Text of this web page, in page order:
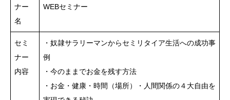
ナー
名
WEBセミナー
セミ
ナー
内容
・奴隷サラリーマンからセミリタイア生活への成功事
例
・今のままでお金を残す方法
・お金・健康・時間（場所）・人間関係の４大自由を